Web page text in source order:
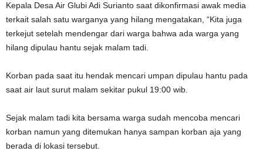
Kepala Desa Air Glubi Adi Surianto saat dikonfirmasi awak media
terkait salah satu warganya yang hilang mengatakan, “Kita juga
terkejut setelah mendengar dari warga bahwa ada warga yang
hilang dipulau hantu sejak malam tadi.
Korban pada saat itu hendak mencari umpan dipulau hantu pada
saat air laut surut malam sekitar pukul 19:00 wib.
Sejak malam tadi kita bersama warga sudah mencoba mencari
korban namun yang ditemukan hanya sampan korban aja yang
berada di lokasi tersebut.